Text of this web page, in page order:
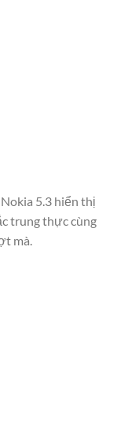
5.3 hiển thị
trung thực cùng
mà.